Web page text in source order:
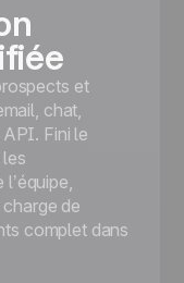
et
chat,
Fini le
de
complet dans